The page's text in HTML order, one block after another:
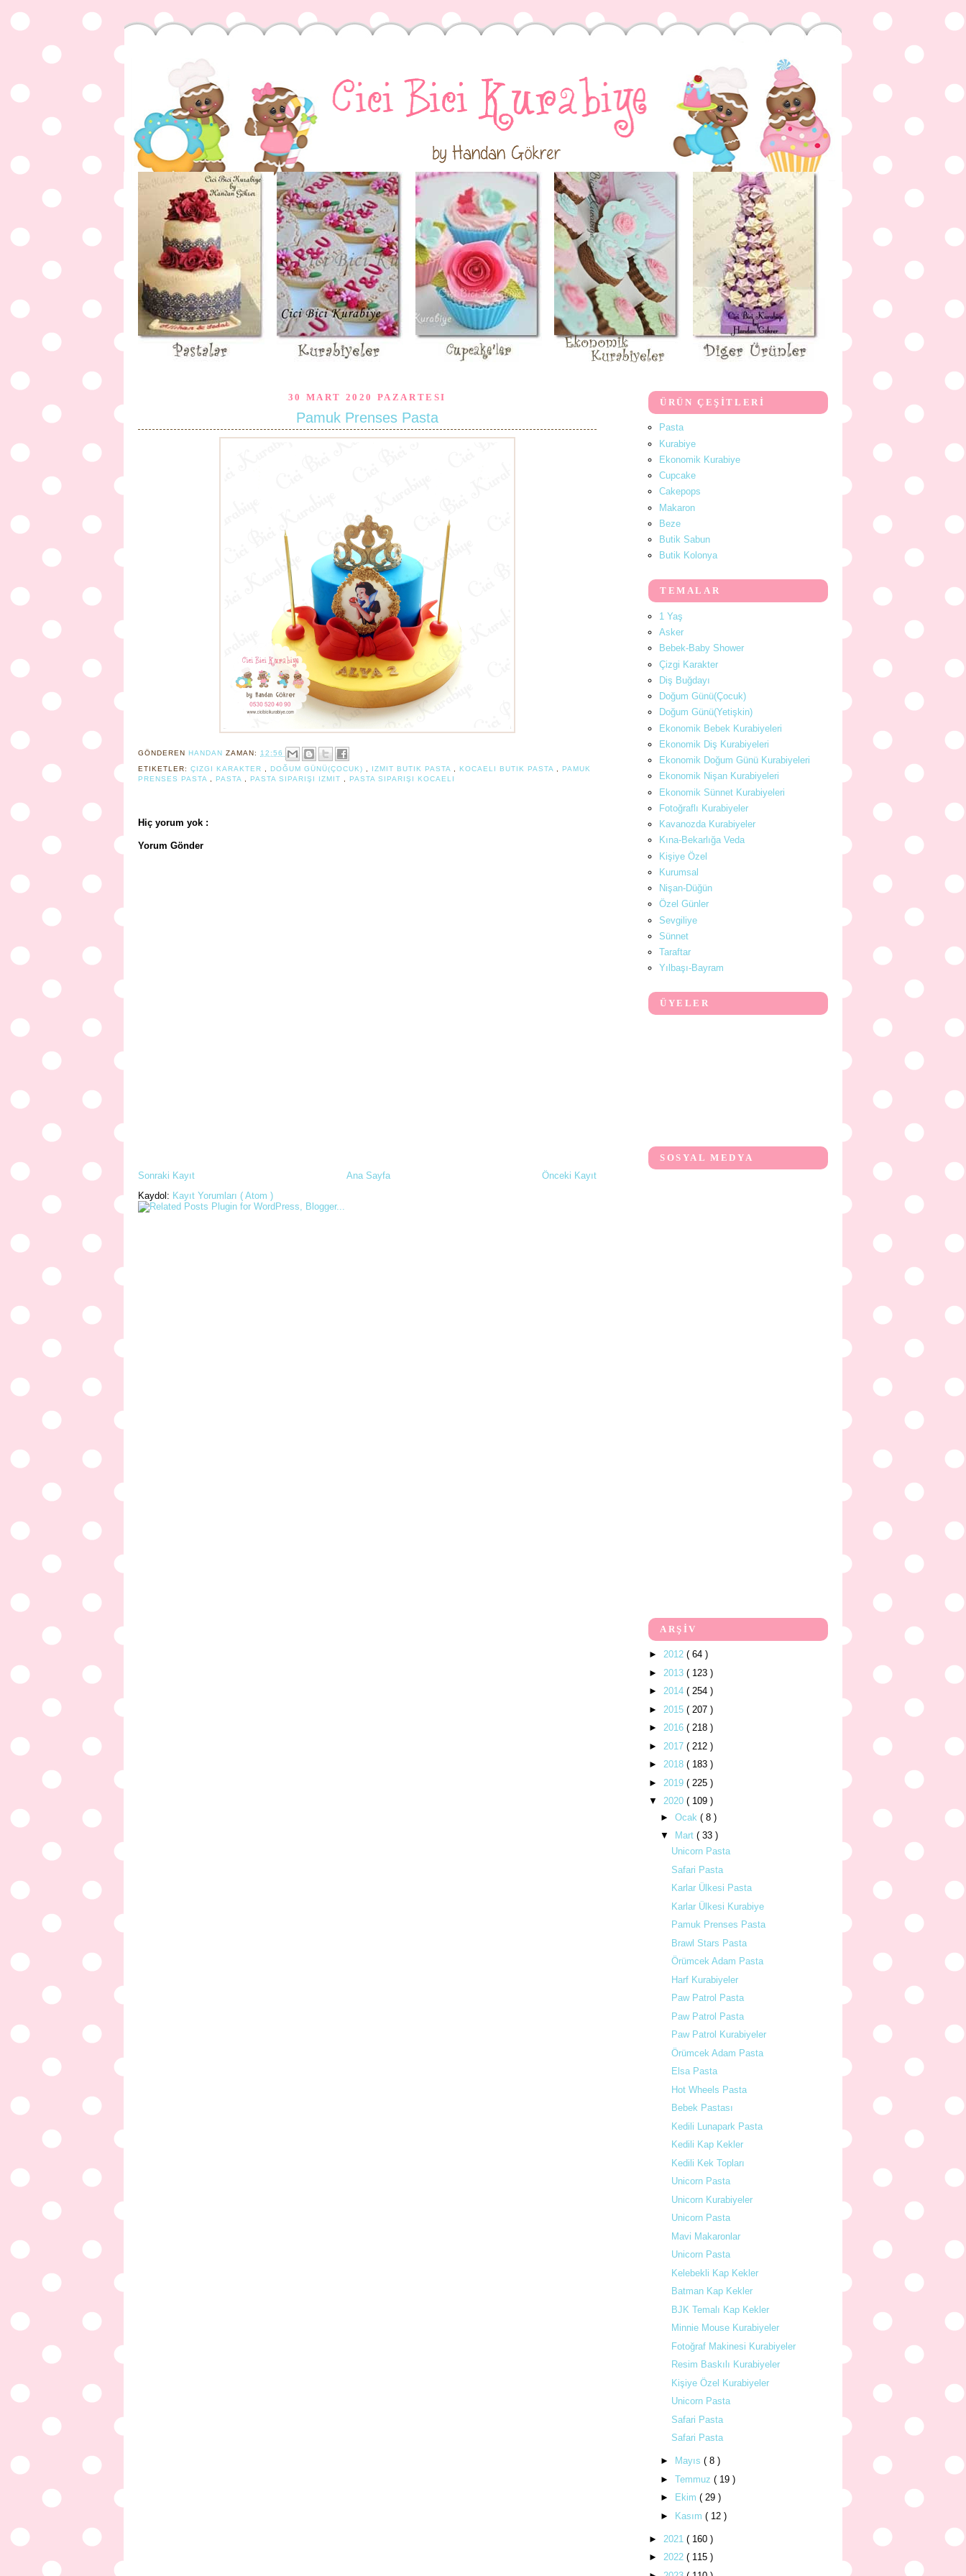
30 MART 2020 PAZARTESI
Pamuk Prenses Pasta
GÖNDEREN HANDAN ZAMAN: 12:56
ETIKETLER: ÇIZGI KARAKTER DOĞUM GÜNÜ(ÇOCUK) IZMIT BUTIK PASTA KOCAELI BUTIK PASTA
PAMUK
PRENSES PASTA
PASTA PASTA SIPARIŞI IZMIT PASTA SIPARIŞI KOCAELI
Hiç yorum yok :
Yorum Gönder
Sonraki Kayıt Önceki Kayıt
Ana Sayfa
Kaydol: Kayıt Yorumları ( Atom )
ÜRÜN ÇEŞİTLERİ
Pasta
Kurabiye
Ekonomik Kurabiye
Cupcake
Cakepops
Makaron
Beze
Butik Sabun
Butik Kolonya
TEMALAR
1 Yaş
Asker
Bebek-Baby Shower
Çizgi Karakter
Diş Buğdayı
Doğum Günü(Çocuk)
Doğum Günü(Yetişkin)
Ekonomik Bebek Kurabiyeleri
Ekonomik Diş Kurabiyeleri
Ekonomik Doğum Günü Kurabiyeleri
Ekonomik Nişan Kurabiyeleri
Ekonomik Sünnet Kurabiyeleri
Fotoğraflı Kurabiyeler
Kavanozda Kurabiyeler
Kına-Bekarlığa Veda
Kişiye Özel
Kurumsal
Nişan-Düğün
Özel Günler
Sevgiliye
Sünnet
Taraftar
Yılbaşı-Bayram
ÜYELER
SOSYAL MEDYA
ARŞİV
► 2012 ( 64 )
► 2013 ( 123 )
► 2014 ( 254 )
► 2015 ( 207 )
► 2016 ( 218 )
► 2017 ( 212 )
► 2018 ( 183 )
► 2019 ( 225 )
▼ 2020 ( 109 )
► Ocak ( 8 )
▼
Mart ( 33 )
Unicorn Pasta
Safari Pasta
Karlar Ülkesi Pasta
Karlar Ülkesi Kurabiye
Pamuk Prenses Pasta
Brawl Stars Pasta
Örümcek Adam Pasta
Harf Kurabiyeler
Paw Patrol Pasta
Paw Patrol Pasta
Paw Patrol Kurabiyeler
Örümcek Adam Pasta
Elsa Pasta
Hot Wheels Pasta
Bebek Pastası
Kedili Lunapark Pasta
Kedili Kap Kekler
Kedili Kek Topları
Unicorn Pasta
Unicorn Kurabiyeler
Unicorn Pasta
Mavi Makaronlar
Unicorn Pasta
Kelebekli Kap Kekler
Batman Kap Kekler
BJK Temalı Kap Kekler
Minnie Mouse Kurabiyeler
Fotoğraf Makinesi Kurabiyeler
Resim Baskılı Kurabiyeler
Kişiye Özel Kurabiyeler
Unicorn Pasta
Safari Pasta
Safari Pasta
► Mayıs ( 8 )
► Temmuz ( 19 )
►
Ekim ( 29 )
►
Kasım ( 12 )
► 2021 ( 160 )
► 2022 ( 115 )